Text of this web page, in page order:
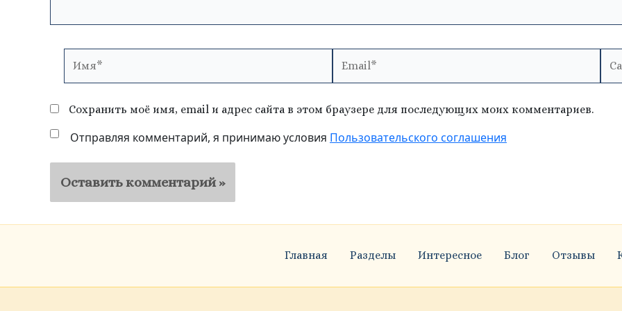
Сохранить моё имя, email и адрес сайта в этом браузере для последующих моих комментариев.
Отправляя комментарий, я принимаю условия Пользовательского соглашения
Главная Разделы Интересное Блог Отзывы